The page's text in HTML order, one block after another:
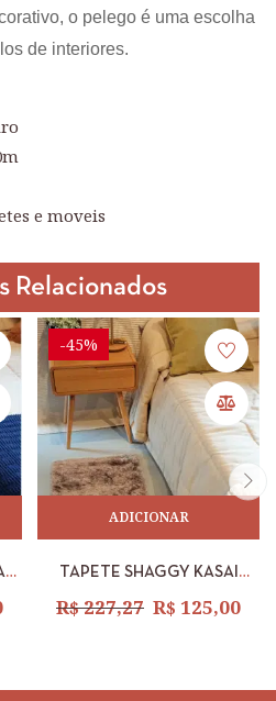
o pelego é uma escolha
de interiores.
e moveis
Relacionados
-45%
ADICIONAR
TAPETE SHAGGY KASAI
R$227,27 R$ 125,00